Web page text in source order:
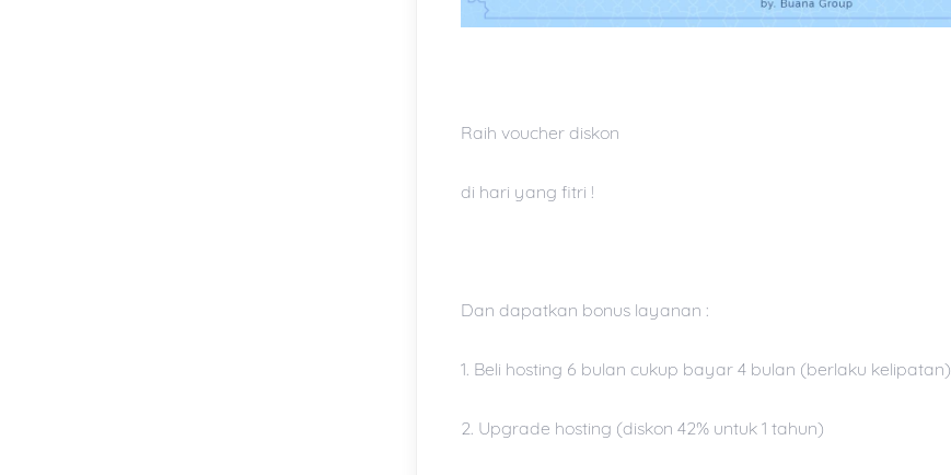
Raih voucher diskon
di hari yang fitri !
Dan dapatkan bonus layanan :
1. Beli hosting 6 bulan cukup bayar 4 bulan (berlaku kelipatan)
2. Upgrade hosting (diskon 42% untuk 1 tahun)